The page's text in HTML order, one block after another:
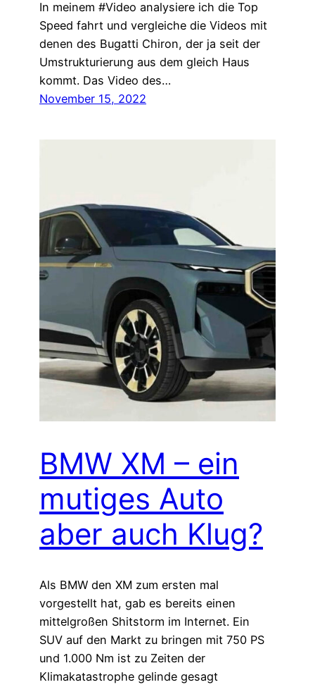
In meinem #Video analysiere ich die Top
Speed fahrt und vergleiche die Videos mit
denen des Bugatti Chiron, der ja seit der
Umstrukturierung aus dem gleich Haus
kommt. Das Video des…
November 15, 2022
BMW XM – ein
mutiges Auto
aber auch Klug?
Als BMW den XM zum ersten mal
vorgestellt hat, gab es bereits einen
mittelgroßen Shitstorm im Internet. Ein
SUV auf den Markt zu bringen mit 750 PS
und 1.000 Nm ist zu Zeiten der
Klimakatastrophe gelinde gesagt